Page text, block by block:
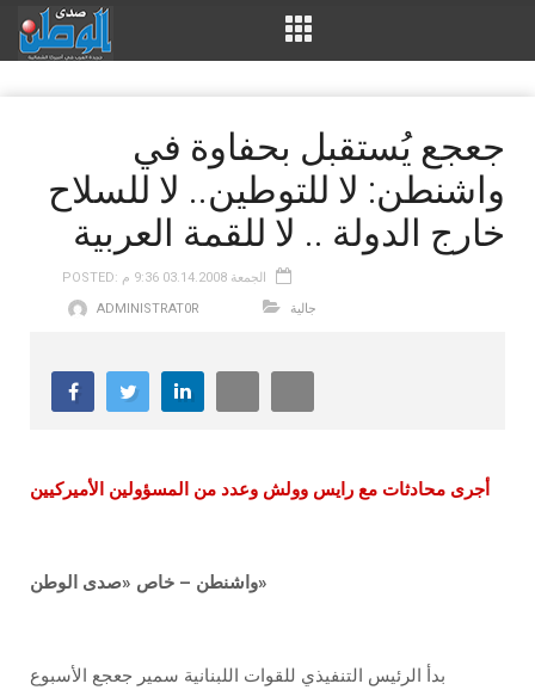
جعجع يُستقبل بحفاوة في
واشنطن: لا للتوطين.. لا للسلاح
خارج الدولة .. لا للقمة العربية
POSTED: الجمعة 03.14.2008 9:36 م
ADMINISTRAT0R
جالية
أجرى محادثات مع رايس وولش وعدد من المسؤولين الأميركيين
واشنطن – خاص «صدى الوطن»
بدأ الرئيس التنفيذي للقوات اللبنانية سمير جعجع الأسبوع